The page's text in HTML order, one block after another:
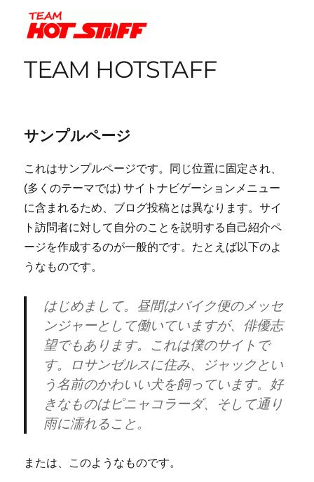
TEAM HOTSTAFF
サンプルページ
これはサンプルページです。同じ位置に固定され、
(多くのテーマでは) サイトナビゲーションメニュー
に含まれるため、ブログ投稿とは異なります。サイ
ト訪問者に対して自分のことを説明する自己紹介ペ
ージを作成するのが一般的です。たとえば以下のよ
うなものです。
はじめまして。昼間はバイク便のメッセ
ンジャーとして働いていますが、俳優志
望でもあります。これは僕のサイトで
す。ロサンゼルスに住み、ジャックとい
う名前のかわいい犬を飼っています。好
きなものはピニャコラーダ、そして通り
雨に濡れること。
または、このようなものです。